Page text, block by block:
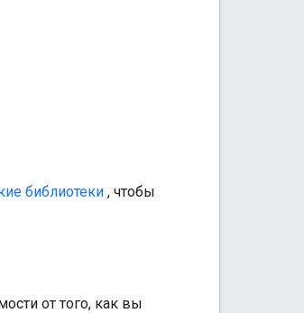
библиотеки , чтобы
от того, как вы